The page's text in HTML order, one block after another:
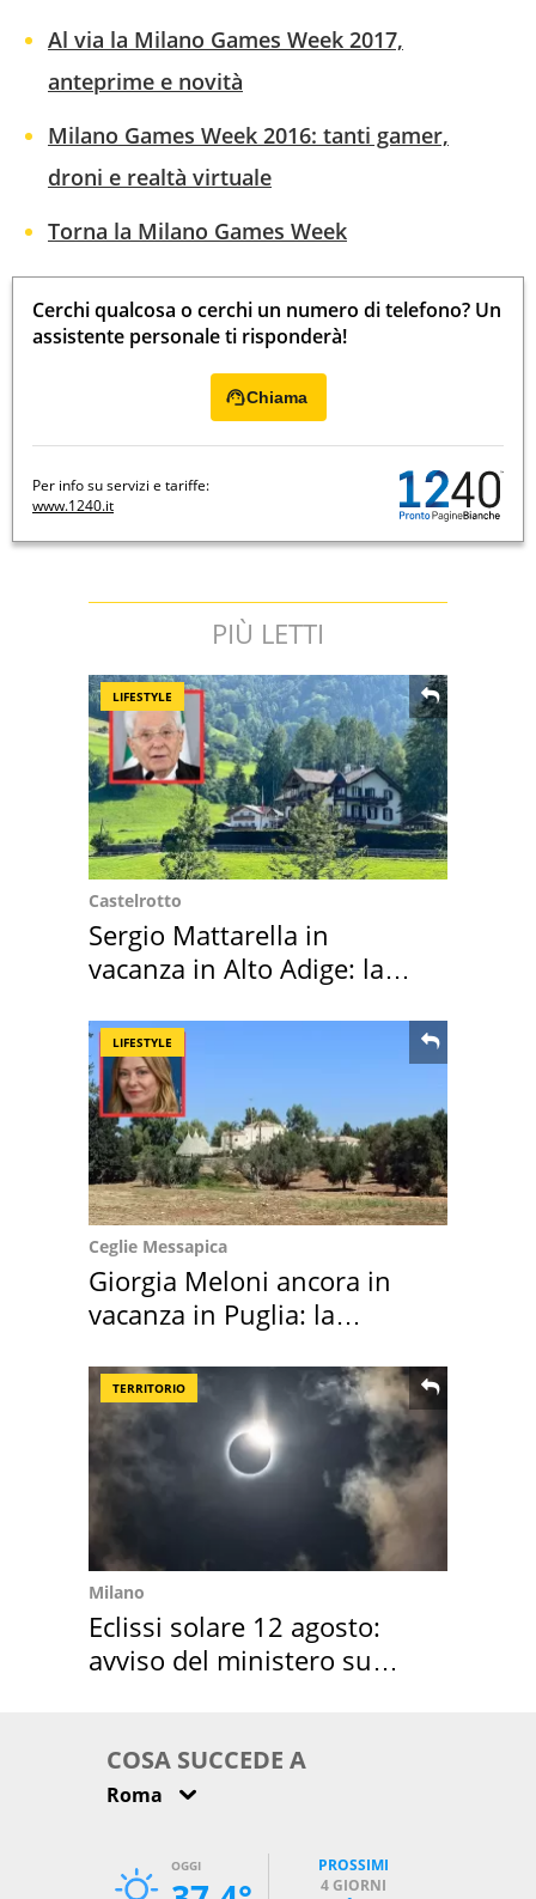
Al via la Milano Games Week 2017,
anteprime e novità
Milano Games Week 2016: tanti gamer,
droni e realtà virtuale
Torna la Milano Games Week
Cerchi qualcosa o cerchi un numero di telefono? Un
assistente personale ti risponderà!
Chiama
Per info su servizi e tariffe:
www.1240.it
PIÙ LETTI
LIFESTYLE
Castelrotto
Sergio Mattarella in
vacanza in Alto Adige: la
LIFESTYLE
Ceglie Messapica
Giorgia Meloni ancora in
vacanza in Puglia: la
TERRITORIO
Milano
Eclissi solare 12 agosto:
avviso del ministero su